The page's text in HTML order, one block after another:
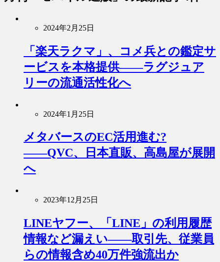
2024年2月25日
「楽天ラクマ」、コメ兵との鑑定サ
ービスを本格提供――ラグジュア
リーの流通活性化へ
2024年1月25日
メタバースのEC活用進む?
――QVC、日本直販、高島屋が展開
へ
2023年12月25日
LINEヤフー、「LINE」の利用履歴
情報など漏えい――取引先、従業員
らの情報含め40万件強流出か